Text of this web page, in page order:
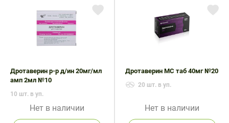
Дротаверин р-р д/ин 20мг/мл
амп 2мл №10
10 шт. в уп.
Нет в наличии
Дротаверин МС таб 40мг №20
20 шт. в уп.
Нет в наличии